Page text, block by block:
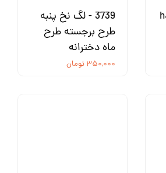
3739 - لگ نخ پنبه
طرح برجسته طرح
ماه دخترانه
۳۵۰,۰۰۰ تومان